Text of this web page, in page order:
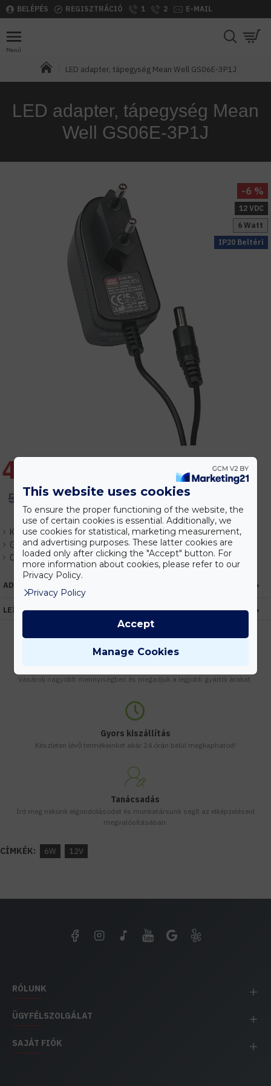
BELÉPÉS REGISZTRÁCIÓ 1 2 E-MAIL
LED adapter, tápegység Mean Well GS06E-3P1J
LED adapter, tápegység Mean
Well GS06E-3P1J
6 Watt
IP20 Beltéri
12 VDC
-6 %
Készlet: Várhatóan 1-3 nap
Gyártó: Mean Well
Cikkszám:EHMWGS06E-3P1J
4.991 Ft
5.324 Ft
ADATOK
LEÍRÁS
Vásárolj nagyobb mennyiségben és megadjuk a legjobb gyártói árakat.
Gyors kiszállítás
Készleten lévő termékeinket akár 24 órán belül megkaphatod!
Tanácsadás
Írd meg nekünk elgondolásodat és munkatársunk segít az elképzeléseid
megvalósításában.
CÍMKÉK: 6W 12V
RÓLUNK
ÜGYFÉLSZOLGÁLAT
SAJÁT FIÓK
This website uses cookies
To ensure the proper functioning of the website, the
use of certain cookies is essential. Additionally, we
use cookies for statistical, marketing measurement,
and advertising purposes. These latter cookies are
loaded only after clicking the "Accept" button. For
more information about cookies, please refer to our
Privacy Policy.
Privacy Policy
Manage Cookies
Accept